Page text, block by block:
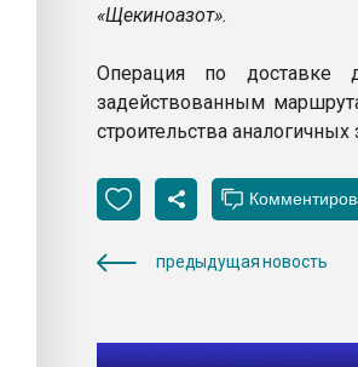
«Щекиноазот».
Операция по доставке
задействованным
строительства
предыдущая новость